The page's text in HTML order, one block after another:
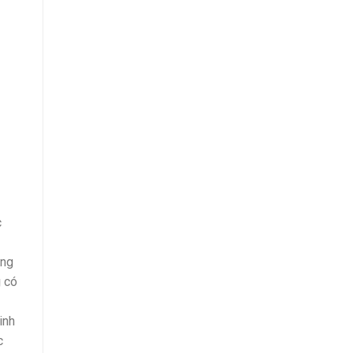
có